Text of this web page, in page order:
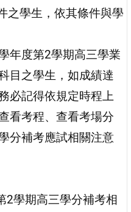
之學生，依其條件與學
年度第2學期高三學業
目之學生，如成績達
必記得依規定時程上
看考程、查看考場分
分補考應試相關注意
2學期高三學分補考相